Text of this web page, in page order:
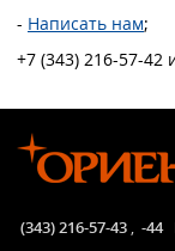
- Написать нам;
+7 (343) 216-57-42
(343) 216-57-43 , -44